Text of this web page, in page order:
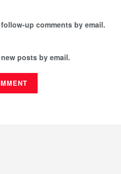
up comments by email.
posts by email.